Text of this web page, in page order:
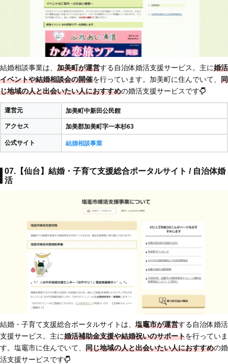
結婚相談事業は、 加美町が運営する自治体婚活支援サービス。主に婚活
イベントや結婚相談会の開催を行っています。加美町に住んでいて、 同
じ地域の人と出会いたい人におすすめの婚活支援サービスです
運営元 加美町中新田公民館
アクセス 加美郡加美町字一本杉63
公式サイト 結婚相談事業
07.【仙台】結婚・子育て支援総合ポータルサイト / 自治体婚
活
結婚・子育て支援総合ポータルサイトは、 塩竈市が運営する自治体婚活
支援サービス。主に婚活補助金支援や結婚祝いのサポートを行っていま
す。塩竈市に住んでいて、 同じ地域の人と出会いたい人におすすめの婚
活支援サービスです